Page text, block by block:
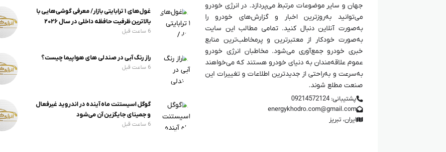
جهان و سایر موضوعات مرتبط می‌پردازد. در انرژی خودرو
می‌توانید به‌روزترین اخبار و گزارش‌های خودرو را
به‌صورت آنلاین دنبال کنید. تمامی مطالب این سایت
به‌صورت خودکار از معتبرترین و پرمخاطب‌ترین منابع
خبری خودرو جمع‌آوری می‌شود. مخاطبان انرژی خودرو
عموم علاقه‌مندان به دنیای خودرو هستند که می‌خواهند
به‌سرعت و به‌راحتی از جدیدترین اطلاعات و تغییرات این
صنعت مطلع شوند.
پشتیبانی: 09214572124
energykhodro.com@gmail.com
ایران، تبریز
غول‌های ۱ ترابایتی بازار/ معرفی گوشی‌هایی با
بالاترین ظرفیت حافظه داخلی در سال ۲۰۲۶
6 ساعت قبل
راز رنگ آبی در صندلی های هواپیما چیست؟
6 ساعت قبل
گوگل اسیستنت ماه آینده در اندروید غیرفعال
و جمینای جایگزین آن می‌شود
6 ساعت قبل